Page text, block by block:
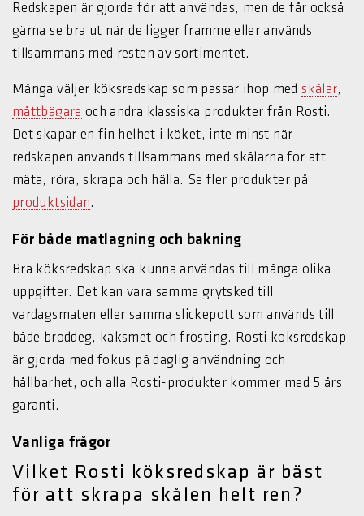
Redskapen är gjorda för att användas, men de får också
gärna se bra ut när de ligger framme eller används
tillsammans med resten av sortimentet.
Många väljer köksredskap som passar ihop med skålar,
måttbägare och andra klassiska produkter från Rosti.
Det skapar en fin helhet i köket, inte minst när
redskapen används tillsammans med skålarna för att
mäta, röra, skrapa och hälla. Se fler produkter på
produktsidan.
För både matlagning och bakning
Bra köksredskap ska kunna användas till många olika
uppgifter. Det kan vara samma grytsked till
vardagsmaten eller samma slickepott som används till
både bröddeg, kaksmet och frosting. Rosti köksredskap
är gjorda med fokus på daglig användning och
hållbarhet, och alla Rosti-produkter kommer med 5 års
garanti.
Vanliga frågor
Vilket Rosti köksredskap är bäst
för att skrapa skålen helt ren?